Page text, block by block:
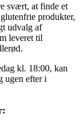
svært, at finde et
produkter,
udvalg af
leveret til
kl. 18:00, kan
ugen efter i